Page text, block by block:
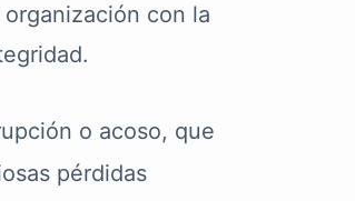
con la
o acoso, que
pérdidas